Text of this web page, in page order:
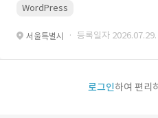
WordPress
서울특별시 · 등록일자 2026.07.29.
로그인하여 편리